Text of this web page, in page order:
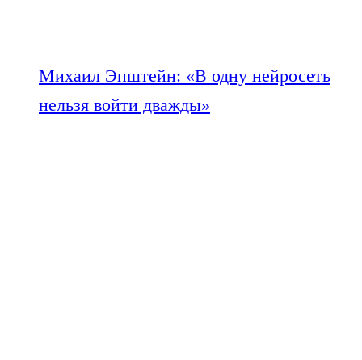
Михаил Эпштейн: «В одну нейросеть
нельзя войти дважды»